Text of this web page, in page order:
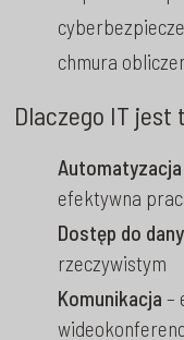
chmura
Dlaczego IT jest
efektywna
Dostęp do
rzeczywistym
Komunikacja –